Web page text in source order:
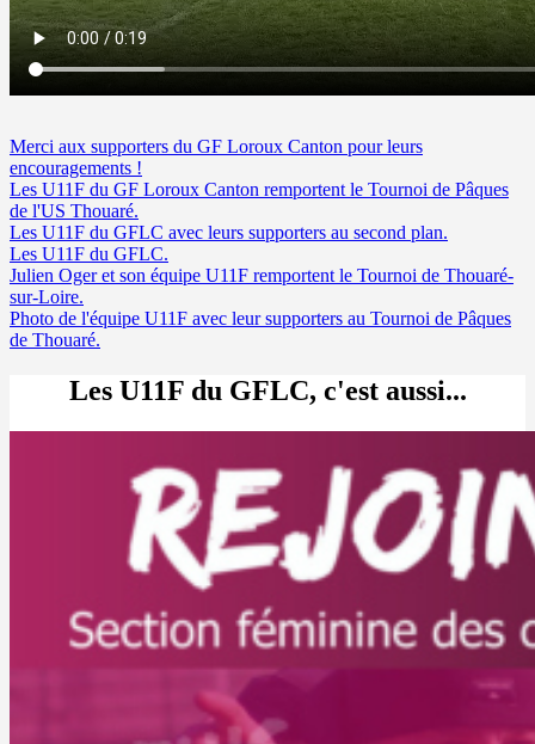
Merci aux supporters du GF Loroux Canton pour leurs
encouragements !
Les U11F du GF Loroux Canton remportent le Tournoi de Pâques
de l'US Thouaré.
Les U11F du GFLC avec leurs supporters au second plan.
Les U11F du GFLC.
Julien Oger et son équipe U11F remportent le Tournoi de Thouaré-
sur-Loire.
Photo de l'équipe U11F avec leur supporters au Tournoi de Pâques
de Thouaré.
Les U11F du GFLC, c'est aussi...